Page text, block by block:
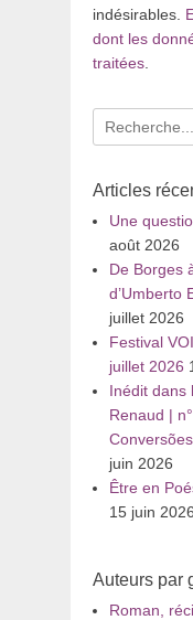
indésirables.
dont les
traitées
Recherche
pour
Articles
Une
août 2026
De Borges
d’Umberto
juillet 2026
Festival
juillet 2026
Inédit dans
Renaud |
juin 2026
Être en
15 juin 2026
Auteurs par
Roman,